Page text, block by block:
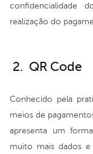
confidencialidade
realização do
2. QR Code
Conhecido pela
meios de
apresenta um
muito mais dados